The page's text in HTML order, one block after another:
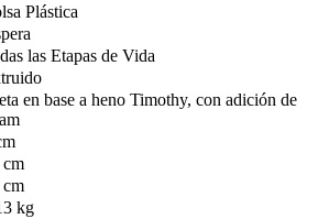
Plástica
las Etapas de Vida
en base a heno Timothy, con adición de
cm
cm
kg